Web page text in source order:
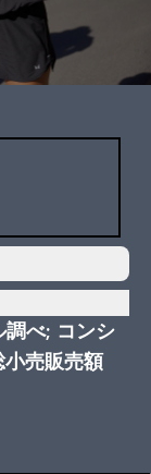
調べ; コンシ
売販売額